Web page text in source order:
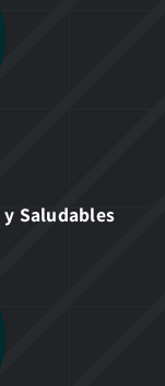
Saludables